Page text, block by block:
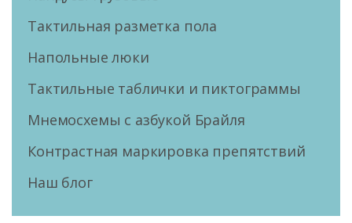
Тактильная разметка пола
Напольные люки
Тактильные таблички и пиктограммы
Мнемосхемы с азбукой Брайля
Контрастная маркировка препятствий
Наш блог